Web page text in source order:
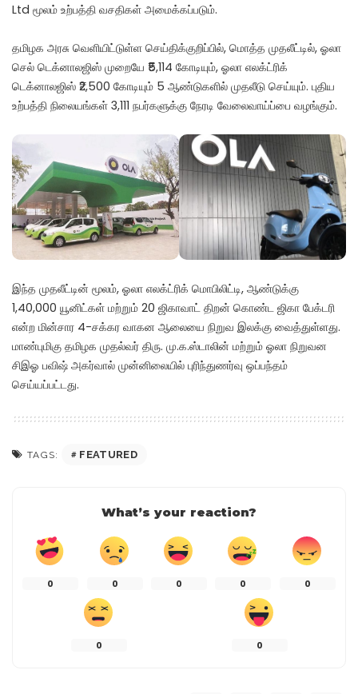
Ltd மூலம் உற்பத்தி வசதிகள் அமைக்கப்படும்.
தமிழக அரசு வெளியிட்டுள்ள செய்திக்குறிப்பில், மொத்த முதலீட்டில், ஓலா
செல் டெக்னாலஜிஸ் முறையே ₹5,114 கோடியும், ஓலா எலக்ட்ரிக்
டெக்னாலஜிஸ் ₹2,500 கோடியும் 5 ஆண்டுகளில் முதலீடு செய்யும். புதிய
உற்பத்தி நிலையங்கள் 3,111 நபர்களுக்கு நேரடி வேலைவாய்ப்பை வழங்கும்.
இந்த முதலீட்டின் மூலம், ஓலா எலக்ட்ரிக் மொபிலிட்டி, ஆண்டுக்கு
1,40,000 யூனிட்கள் மற்றும் 20 ஜிகாவாட் திறன் கொண்ட ஜிகா பேக்டரி
என்ற மின்சார 4-சக்கர வாகன ஆலையை நிறுவ இலக்கு வைத்துள்ளது.
மாண்புமிகு தமிழக முதல்வர் திரு. மு.க.ஸ்டாலின் மற்றும் ஓலா நிறுவன
சிஇஓ பவிஷ் அகர்வால் முன்னிலையில் புரிந்துணர்வு ஒப்பந்தம்
செய்யப்பட்டது.
TAGS: FEATURED
What’s your reaction?
0 0 0 0 0
0 0